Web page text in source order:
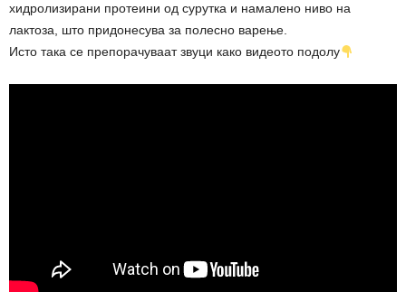
хидролизирани протеини од сурутка и намалено ниво на
лактоза, што придонесува за полесно варење.
Исто така се препорачуваат звуци како видеото подолу